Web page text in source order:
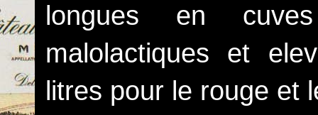
longues en
malolactiques et
litres pour le rouge et